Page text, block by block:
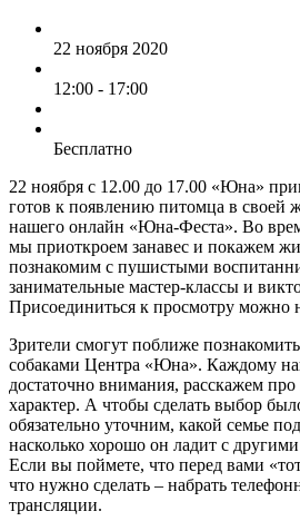
22 ноября 2020
12:00 - 17:00
Бесплатно
22 ноября с 12.00 до 17.00 «Юна»
готов к появлению питомца в своей
нашего онлайн «Юна-Феста». Во
мы приоткроем занавес и покажем
познакомим с пушистыми
занимательные мастер-классы и
Присоединиться к просмотру можно
Зрители смогут поближе
собаками Центра «Юна». Каждому
достаточно внимания, расскажем
характер. А чтобы сделать выбор
обязательно уточним, какой семье
насколько хорошо он ладит с
Если вы поймете, что перед вами
что нужно сделать – набрать
трансляции.